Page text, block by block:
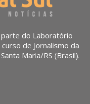
parte do Laboratório
de Jornalismo da
Maria/RS (Brasil).